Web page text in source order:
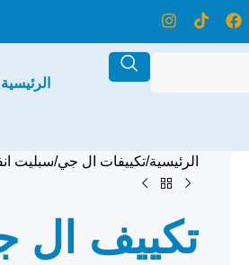
الرئيسية
الرئيسية تكييفات ال جي سبليت